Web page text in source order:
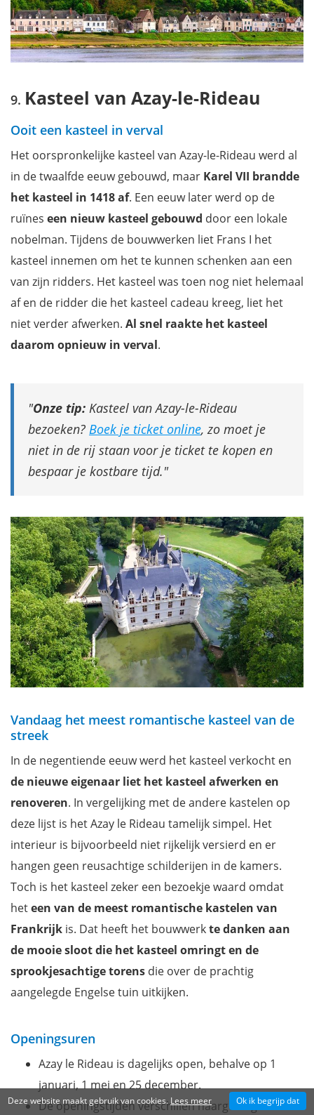
Kasteel van Azay-le-Rideau
Ooit een kasteel in verval
Het oorspronkelijke kasteel van Azay-le-Rideau werd al
in de twaalfde eeuw gebouwd, maar Karel VII brandde
het kasteel in 1418 af. Een eeuw later werd op de
ruïnes een nieuw kasteel gebouwd door een lokale
nobelman. Tijdens de bouwwerken liet Frans I het
kasteel innemen om het te kunnen schenken aan een
van zijn ridders. Het kasteel was toen nog niet helemaal
af en de ridder die het kasteel cadeau kreeg, liet het
niet verder afwerken. Al snel raakte het kasteel
daarom opnieuw in verval.
Onze tip: Kasteel van Azay-le-Rideau
bezoeken? Boek je ticket online, zo moet je
niet in de rij staan voor je ticket te kopen en
bespaar je kostbare tijd.
Vandaag het meest romantische kasteel van de
streek
In de negentiende eeuw werd het kasteel verkocht en
de nieuwe eigenaar liet het kasteel afwerken en
renoveren. In vergelijking met de andere kastelen op
deze lijst is het Azay le Rideau tamelijk simpel. Het
interieur is bijvoorbeeld niet rijkelijk versierd en er
hangen geen reusachtige schilderijen in de kamers.
Toch is het kasteel zeker een bezoekje waard omdat
heteen van de meest romantische kastelen van
Frankrijk is. Dat heeft het bouwwerkte danken aan
de mooie sloot die het kasteel omringt en de
sprookjesachtige torens die over de prachtig
aangelegde Engelse tuin uitkijken.
Openingsuren
Azay le Rideau is dagelijks open, behalve op 1
januari, 1 mei en 25 december.
De openingstijden verschillen naargelang het
Deze website maakt gebruik van cookies. Lees meer Ok ik begrijp dat